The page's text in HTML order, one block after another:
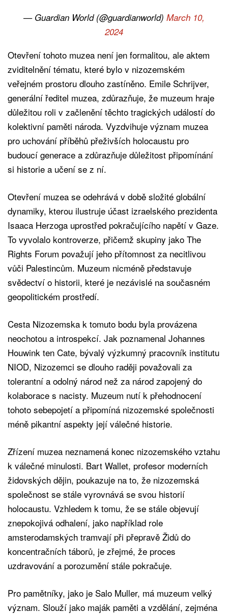
— Guardian World (@guardianworld) March 10,
2024
Otevření tohoto muzea není jen formalitou, ale aktem
zviditelnění tématu, které bylo v nizozemském
veřejném prostoru dlouho zastíněno. Emile Schrijver,
generální ředitel muzea, zdůrazňuje, že muzeum hraje
důležitou roli v začlenění těchto tragických událostí do
kolektivní paměti národa. Vyzdvihuje význam muzea
pro uchování příběhů přeživších holocaustu pro
budoucí generace a zdůrazňuje důležitost připomínání
si historie a učení se z ní.
Otevření muzea se odehrává v době složité globální
dynamiky, kterou ilustruje účast izraelského prezidenta
Isaaca Herzoga uprostřed pokračujícího napětí v Gaze.
To vyvolalo kontroverze, přičemž skupiny jako The
Rights Forum považují jeho přítomnost za necitlivou
vůči Palestincům. Muzeum nicméně představuje
svědectví o historii, které je nezávislé na současném
geopolitickém prostředí.
Cesta Nizozemska k tomuto bodu byla provázena
neochotou a introspekcí. Jak poznamenal Johannes
Houwink ten Cate, bývalý výzkumný pracovník institutu
NIOD, Nizozemci se dlouho raději považovali za
tolerantní a odolný národ než za národ zapojený do
kolaborace s nacisty. Muzeum nutí k přehodnocení
tohoto sebepojetí a připomíná nizozemské společnosti
méně pikantní aspekty její válečné historie.
Zřízení muzea neznamená konec nizozemského vztahu
k válečné minulosti. Bart Wallet, profesor moderních
židovských dějin, poukazuje na to, že nizozemská
společnost se stále vyrovnává se svou historií
holocaustu. Vzhledem k tomu, že se stále objevují
znepokojivá odhalení, jako například role
amsterodamských tramvají při přepravě Židů do
koncentračních táborů, je zřejmé, že proces
uzdravování a porozumění stále pokračuje.
Pro pamětníky, jako je Salo Muller, má muzeum velký
význam. Slouží jako maják paměti a vzdělání, zejména